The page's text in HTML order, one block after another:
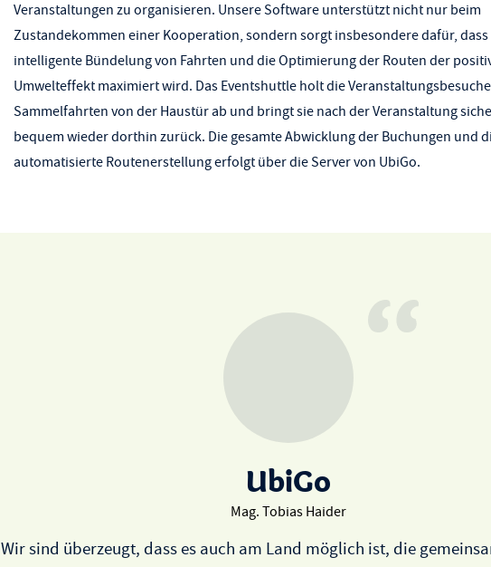
Veranstaltungen zu organisieren. Unsere Software unterstützt nicht nur beim
Zustandekommen einer Kooperation, sondern sorgt insbesondere dafür,
intelligente Bündelung von Fahrten und die Optimierung der Routen der
Umwelteffekt maximiert wird. Das Eventshuttle holt die
Sammelfahrten von der Haustür ab und bringt sie nach der Veranstaltung
bequem wieder dorthin zurück. Die gesamte Abwicklung der Buchungen und
automatisierte Routenerstellung erfolgt über die Server von UbiGo.
UbiGo
Mag. Tobias Haider
Wir sind überzeugt, dass es auch am Land möglich ist, die